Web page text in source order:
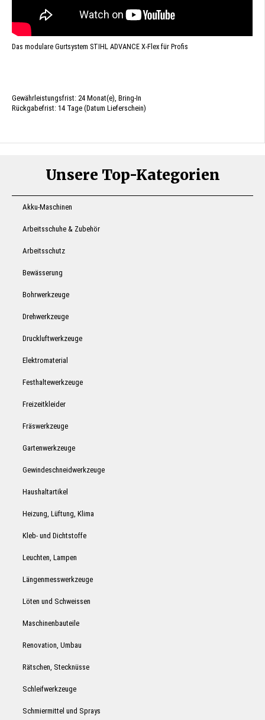
Das modulare Gurtsystem STIHL ADVANCE X-Flex für Profis
Gewährleistungsfrist: 24 Monat(e), Bring-In
Rückgabefrist: 14 Tage (Datum Lieferschein)
Unsere Top-Kategorien
Akku-Maschinen
Arbeitsschuhe & Zubehör
Arbeitsschutz
Bewässerung
Bohrwerkzeuge
Drehwerkzeuge
Druckluftwerkzeuge
Elektromaterial
Festhaltewerkzeuge
Freizeitkleider
Fräswerkzeuge
Gartenwerkzeuge
Gewindeschneidwerkzeuge
Haushaltartikel
Heizung, Lüftung, Klima
Kleb- und Dichtstoffe
Leuchten, Lampen
Längenmesswerkzeuge
Löten und Schweissen
Maschinenbauteile
Renovation, Umbau
Rätschen, Stecknüsse
Schleifwerkzeuge
Schmiermittel und Sprays